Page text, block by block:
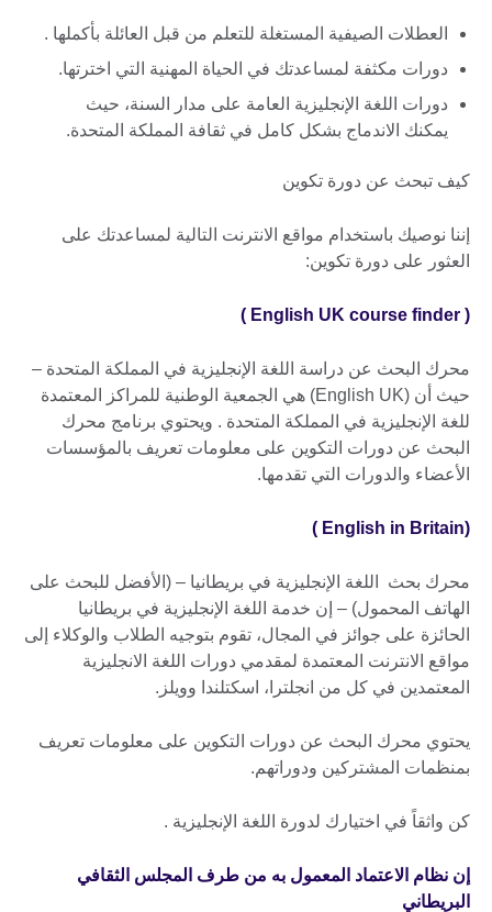
العطلات الصيفية المستغلة للتعلم من قبل العائلة بأكملها .
دورات مكثفة لمساعدتك في الحياة المهنية التي اخترتها.
دورات اللغة الإنجليزية العامة على مدار السنة، حيث
يمكنك الاندماج بشكل كامل في ثقافة المملكة المتحدة.
كيف تبحث عن دورة تكوين
إننا نوصيك باستخدام مواقع الانترنت التالية لمساعدتك على
العثور على دورة تكوين:
( English UK course finder )
محرك البحث عن دراسة اللغة الإنجليزية في المملكة المتحدة –
حيث أن (English UK) هي الجمعية الوطنية للمراكز المعتمدة
للغة الإنجليزية في المملكة المتحدة . ويحتوي برنامج محرك
البحث عن دورات التكوين على معلومات تعريف بالمؤسسات
الأعضاء والدورات التي تقدمها.
(English in Britain )
محرك بحث اللغة الإنجليزية في بريطانيا – (الأفضل للبحث على
الهاتف المحمول) – إن خدمة اللغة الإنجليزية في بريطانيا
الحائزة على جوائز في المجال، تقوم بتوجيه الطلاب والوكلاء إلى
مواقع الانترنت المعتمدة لمقدمي دورات اللغة الانجليزية
المعتمدين في كل من انجلترا، اسكتلندا وويلز.
يحتوي محرك البحث عن دورات التكوين على معلومات تعريف
بمنظمات المشتركين ودوراتهم.
كن واثقاً في اختيارك لدورة اللغة الإنجليزية .
إن نظام الاعتماد المعمول به من طرف المجلس الثقافي
البريطاني